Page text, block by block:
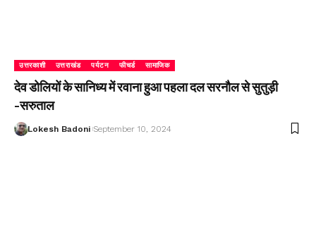
उत्तरकाशी उत्तराखंड पर्यटन फीचर्ड सामाजिक
देव डोलियों के सानिध्य में रवाना हुआ पहला दल सरनौल से सुतुड़ी
-सरुताल
Lokesh Badoni September 10, 2024